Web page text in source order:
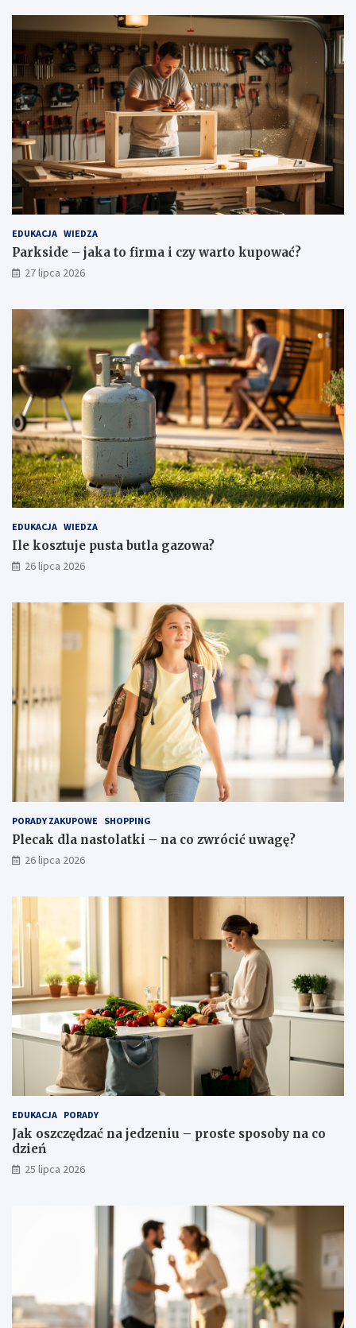
EDUKACJA WIEDZA
Parkside – jaka to firma i czy warto kupować?
27 lipca 2026
EDUKACJA WIEDZA
Ile kosztuje pusta butla gazowa?
26 lipca 2026
PORADY ZAKUPOWE SHOPPING
Plecak dla nastolatki – na co zwrócić uwagę?
26 lipca 2026
EDUKACJA PORADY
Jak oszczędzać na jedzeniu – proste sposoby na co
dzień
25 lipca 2026